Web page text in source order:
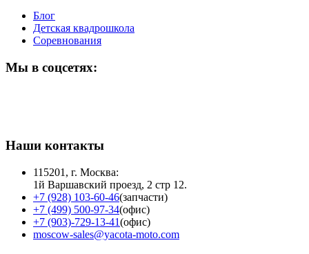
Блог
Детская квадрошкола
Соревнования
Мы в соцсетях:
Наши контакты
115201, г. Москва:
1й Варшавский проезд, 2 стр 12.
+7 (928) 103-60-46(запчасти)
+7 (499) 500-97-34(офис)
+7 (903)-729-13-41(офис)
moscow-sales@yacota-moto.com